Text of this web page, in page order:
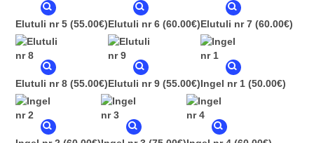
Elutuli nr 5 (55.00€)Elutuli nr 6 (60.00€)Elutuli nr 7 (60.00€)
Elutuli nr 8 (55.00€)Elutuli nr 9 (55.00€)Ingel nr 1 (50.00€)